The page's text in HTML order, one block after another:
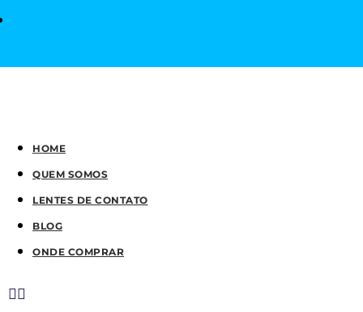
HOME
QUEM SOMOS
LENTES DE CONTATO
BLOG
ONDE COMPRAR